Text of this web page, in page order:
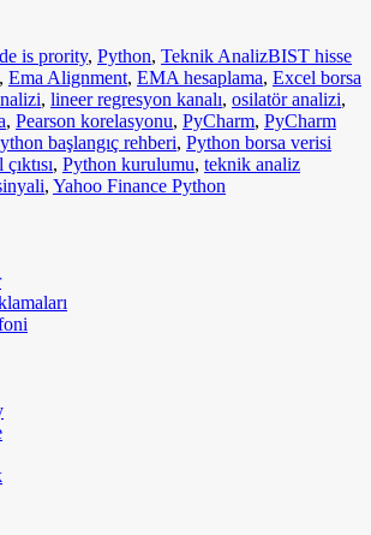
is prority, Python, Teknik AnalizBIST hisse
, Ema Alignment, EMA hesaplama, Excel borsa
, lineer regresyon kanalı, osilatör analizi,
, Pearson korelasyonu, PyCharm, PyCharm
başlangıç rehberi, Python borsa verisi
, Python kurulumu, teknik analiz
, Yahoo Finance Python